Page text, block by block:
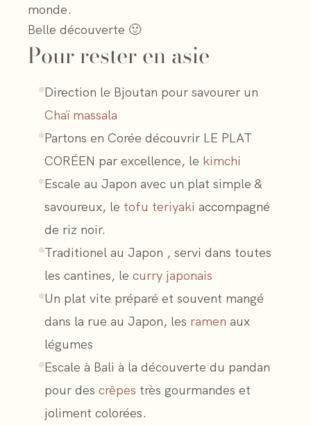
monde.
Belle découverte 🙂
Pour rester en asie
Direction le Bjoutan pour savourer un
Chaï massala
Partons en Corée découvrir LE PLAT
CORÉEN par excellence, le kimchi
Escale au Japon avec un plat simple &
savoureux, le tofu teriyaki accompagné
de riz noir.
Traditionel au Japon , servi dans toutes
les cantines, le curry japonais
Un plat vite préparé et souvent mangé
dans la rue au Japon, les ramen aux
légumes
Escale à Bali à la découverte du pandan
pour des crêpes très gourmandes et
joliment colorées.